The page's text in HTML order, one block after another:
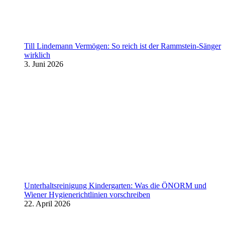
Till Lindemann Vermögen: So reich ist der Rammstein-Sänger
wirklich
3. Juni 2026
Unterhaltsreinigung Kindergarten: Was die ÖNORM und
Wiener Hygienerichtlinien vorschreiben
22. April 2026